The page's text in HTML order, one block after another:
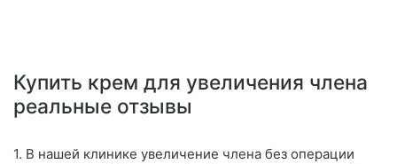
Купить крем для увеличения члена
реальные отзывы
1. В нашей клинике увеличение члена без операции